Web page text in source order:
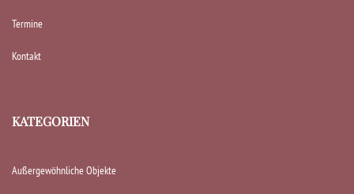
Termine
Kontakt
KATEGORIEN
Außergewöhnliche Objekte